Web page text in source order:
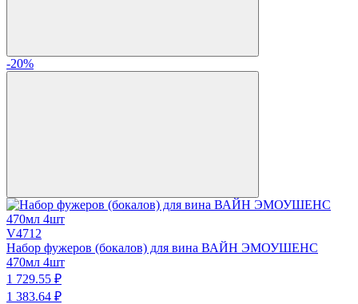
-20%
V4712
Набор фужеров (бокалов) для вина ВАЙН ЭМОУШЕНС
470мл 4шт
1 729.55 ₽
1 383.64 ₽